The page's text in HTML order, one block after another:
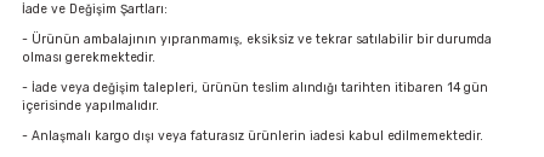
İade ve Değişim Şartları:
- Ürünün ambalajının yıpranmamış, eksiksiz ve tekrar satılabilir bir durumda
olması gerekmektedir.
- İade veya değişim talepleri, ürünün teslim alındığı tarihten itibaren 14 gün
içerisinde yapılmalıdır.
- Anlaşmalı kargo dışı veya faturasız ürünlerin iadesi kabul edilmemektedir.